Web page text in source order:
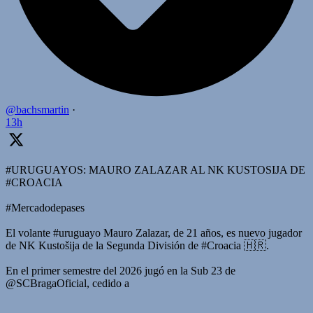
@bachsmartin ·
13h
#URUGUAYOS: MAURO ZALAZAR AL NK KUSTOSIJA DE
#CROACIA
#Mercadodepases
El volante #uruguayo Mauro Zalazar, de 21 años, es nuevo jugador
de NK Kustošija de la Segunda División de #Croacia 🇭🇷.
En el primer semestre del 2026 jugó en la Sub 23 de
@SCBragaOficial, cedido a